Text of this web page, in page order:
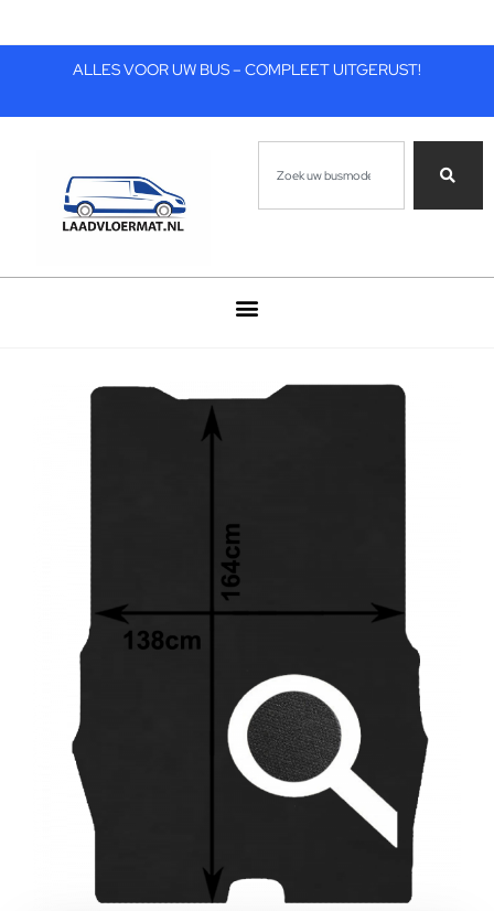
ALLES VOOR UW BUS – COMPLEET UITGERUST!